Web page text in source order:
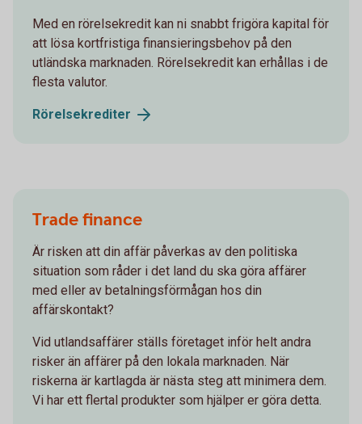
Med en rörelsekredit kan ni snabbt frigöra kapital för
att lösa kortfristiga finansieringsbehov på den
utländska marknaden. Rörelsekredit kan erhållas i de
flesta valutor.
Rörelsekrediter
Trade finance
Är risken att din affär påverkas av den politiska
situation som råder i det land du ska göra affärer
med eller av betalningsförmågan hos din
affärskontakt?
Vid utlandsaffärer ställs företaget inför helt andra
risker än affärer på den lokala marknaden. När
riskerna är kartlagda är nästa steg att minimera dem.
Vi har ett flertal produkter som hjälper er göra detta.